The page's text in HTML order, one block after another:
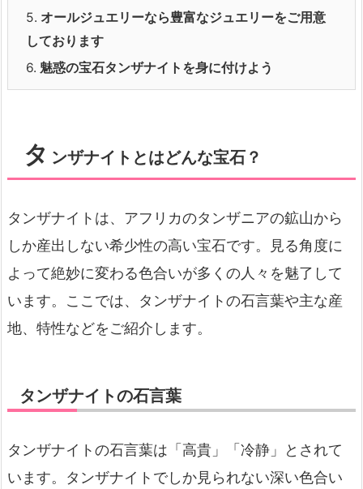
5. オールジュエリーなら豊富なジュエリーをご用意
しております
6. 魅惑の宝石タンザナイトを身に付けよう
タ ンザナイトとはどんな宝石？
タンザナイトは、アフリカのタンザニアの鉱山から
しか産出しない希少性の高い宝石です。見る角度に
よって絶妙に変わる色合いが多くの人々を魅了して
います。ここでは、タンザナイトの石言葉や主な産
地、特性などをご紹介します。
タンザナイトの石言葉
タンザナイトの石言葉は「高貴」「冷静」とされて
います。タンザナイトでしか見られない深い色合い